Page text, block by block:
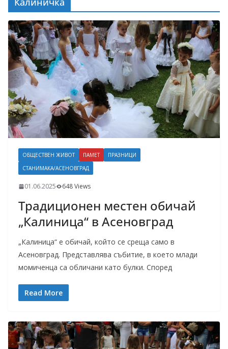
ОБЩЕСТВЕН ЖИВОТ ПАМЕТ
ПРАЗНИЦИ
СТАНИМАКА/АСЕНОВГРАД
01.06.2025 648 Views
Традиционен местен обичай
„Калиница“ в Асеновград
„Калиница“ е обичай, който се среща само в
Асеновград. Представлява събитие, в което млади
момиченца са обличани като булки. Според
Read More